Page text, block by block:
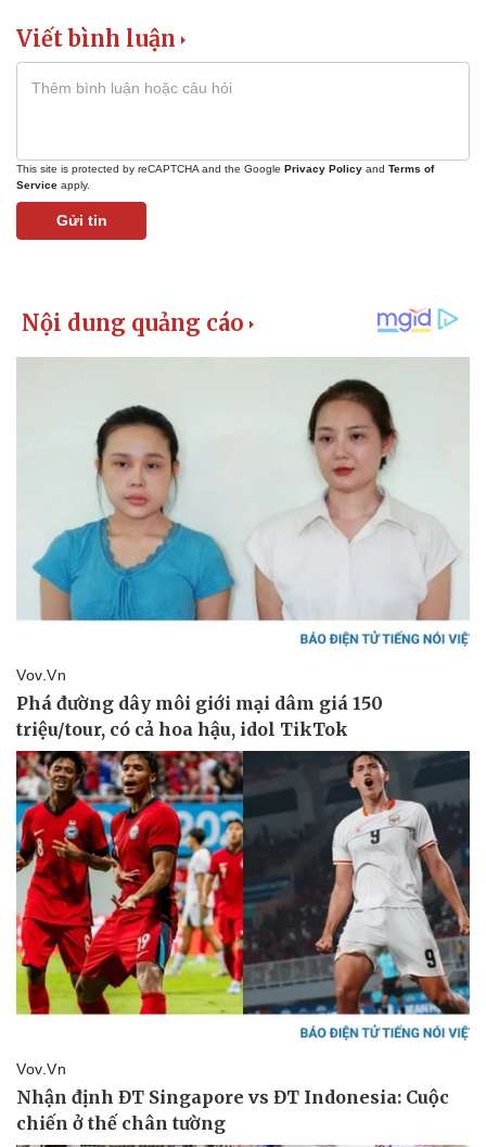
Pháp luật
Vụ án
Tin nóng
Quân sự - Quốc phòng
Vũ khí
Việt Nam
Phân tích
Viết bình luận
This site is protected by reCAPTCHA and the Google Privacy Policy and Terms of
Service apply.
Gửi tin